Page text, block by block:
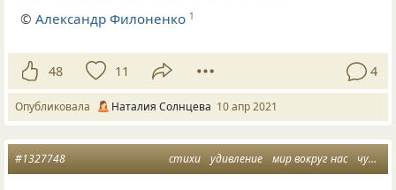
©Александр Филоненко 1
48 11 4
Опубликовала Наталия Солнцева 10 апр 2021
стихи удивление мир вокруг нас чудо природы
#1327748